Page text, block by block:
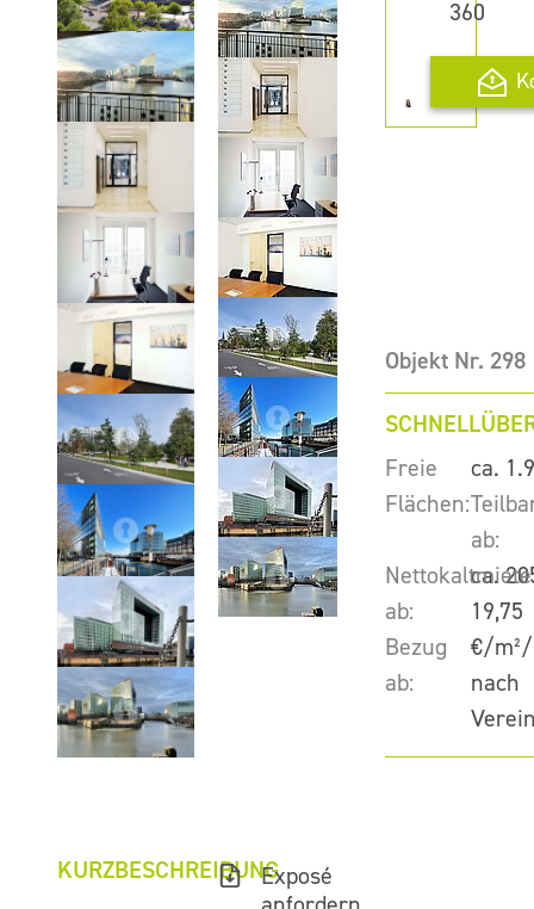
360
Objekt Nr. 298
Freie
Flächen:
ca.
ab:
ca.
Nettokaltmiete
ab:
19,75
€/
Bezug
ab:
nach
KURZBESCHREIBUNGExposé